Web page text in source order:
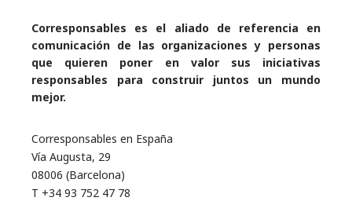
Corresponsables es el aliado de referencia en
comunicación de las organizaciones y personas
que quieren poner en valor sus iniciativas
responsables para construir juntos un mundo
mejor.
Corresponsables en España
Vía Augusta, 29
08006 (Barcelona)
T +34 93 752 47 78